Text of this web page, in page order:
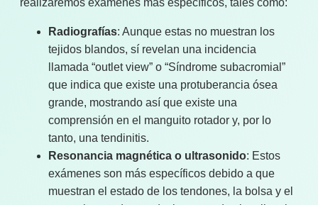
realizaremos exámenes más específicos, tales como:
Radiografías: Aunque estas no muestran los
tejidos blandos, sí revelan una incidencia
llamada “outlet view” o “Síndrome subacromial”
que indica que existe una protuberancia ósea
grande, mostrando así que existe una
comprensión en el manguito rotador y, por lo
tanto, una tendinitis.
Resonancia magnética o ultrasonido: Estos
exámenes son más específicos debido a que
muestran el estado de los tendones, la bolsa y el